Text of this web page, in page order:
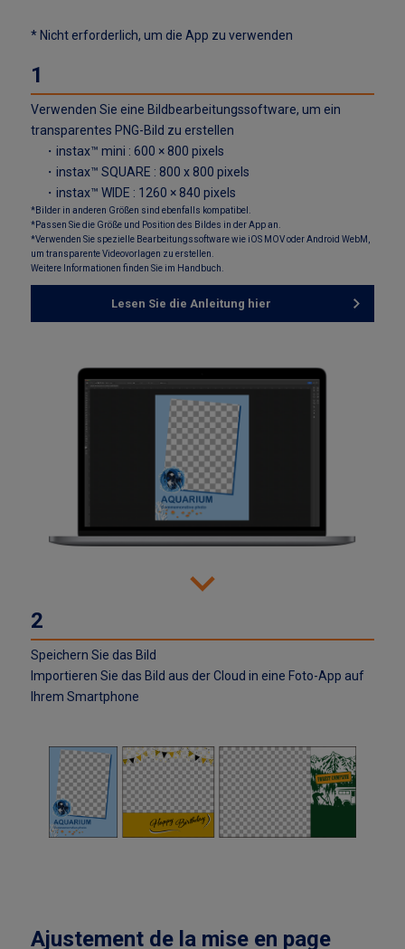
* Nicht erforderlich, um die App zu verwenden
Verwenden Sie eine Bildbearbeitungssoftware, um ein
transparentes PNG-Bild zu erstellen
・instax™ mini : 600 × 800 pixels
・instax™ SQUARE : 800 x 800 pixels
・instax™ WIDE : 1260 × 840 pixels
*Bilder in anderen Größen sind ebenfalls kompatibel.
*Passen Sie die Größe und Position des Bildes in der App an.
*Verwenden Sie spezielle Bearbeitungssoftware wie iOS MOV oder Android WebM,
um transparente Videovorlagen zu erstellen.
Weitere Informationen finden Sie im Handbuch.
Lesen Sie die Anleitung hier
Speichern Sie das Bild
Importieren Sie das Bild aus der Cloud in eine Foto-App auf
Ihrem Smartphone
Ajustement de la mise en page